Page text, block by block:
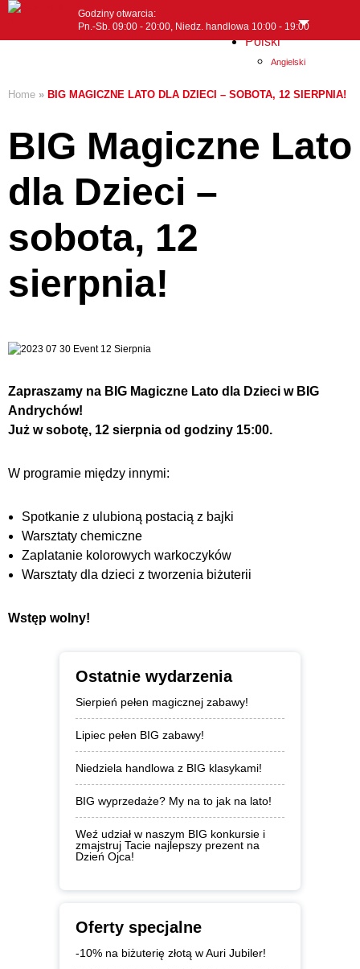
Polski
Angielski
Godziny otwarcia:
Pn.-Sb. 09:00 - 20:00, Niedz. handlowa 10:00 - 19:00
Home » BIG MAGICZNE LATO DLA DZIECI – SOBOTA, 12 SIERPNIA!
BIG Magiczne Lato
dla Dzieci –
sobota, 12
sierpnia!
Zapraszamy na BIG Magiczne Lato dla Dzieci w BIG
Andrychów!
Już w sobotę, 12 sierpnia od godziny 15:00.
W programie między innymi:
Spotkanie z ulubioną postacią z bajki
Warsztaty chemiczne
Zaplatanie kolorowych warkoczyków
Warsztaty dla dzieci z tworzenia biżuterii
Wstęp wolny!
Ostatnie wydarzenia
Sierpień pełen magicznej zabawy!
Lipiec pełen BIG zabawy!
Niedziela handlowa z BIG klasykami!
BIG wyprzedaże? My na to jak na lato!
Weź udział w naszym BIG konkursie i
zmajstruj Tacie najlepszy prezent na
Dzień Ojca!
Oferty specjalne
-10% na biżuterię złotą w Auri Jubiler!